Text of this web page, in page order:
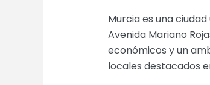
Murcia es una
Avenida Mariano
económicos y un
locales destacados